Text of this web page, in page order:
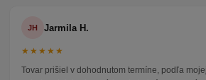
JH Jarmila H.
★★★★★
Tovar prišiel v dohodnutom termíne, podľa